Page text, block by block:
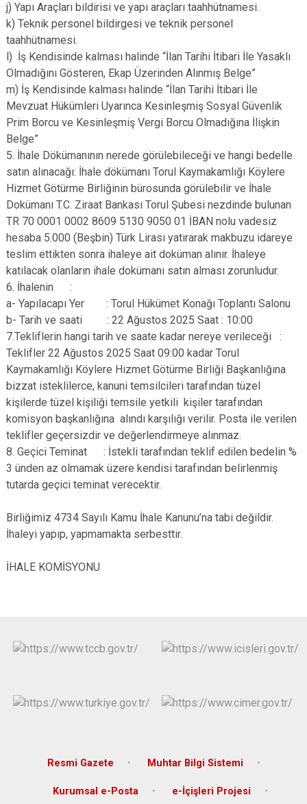
j) Yapı Araçları bildirisi ve yapı araçları taahhütnamesi.
k) Teknik personel bildirgesi ve teknik personel
taahhütnamesi.
l) İş Kendisinde kalması halinde “İlan Tarihi İtibari İle Yasaklı
Olmadığını Gösteren, Ekap Üzerinden Alınmış Belge”
m) İş Kendisinde kalması halinde “İlan Tarihi İtibari İle
Mevzuat Hükümleri Uyarınca Kesinleşmiş Sosyal Güvenlik
Prim Borcu ve Kesinleşmiş Vergi Borcu Olmadığına İlişkin
Belge”
5. İhale Dökümanının nerede görülebileceği ve hangi bedelle
satın alınacağı: İhale dökümanı Torul Kaymakamlığı Köylere
Hizmet Götürme Birliğinin bürosunda görülebilir ve İhale
Dokümanı T.C. Ziraat Bankası Torul Şubesi nezdinde bulunan
TR 70 0001 0002 8609 5130 9050 01 İBAN nolu vadesiz
hesaba 5.000 (Beşbin) Türk Lirası yatırarak makbuzu idareye
teslim ettikten sonra ihaleye ait doküman alınır. İhaleye
katılacak olanların ihale dokümanı satın alması zorunludur.
6. İhalenin :
a- Yapılacapı Yer : Torul Hükümet Konağı Toplantı Salonu
b- Tarih ve saati : 22 Ağustos 2025 Saat : 10:00
7.Tekliflerin hangi tarih ve saate kadar nereye verileceği :
Teklifler 22 Ağustos 2025 Saat 09:00 kadar Torul
Kaymakamlığı Köylere Hizmet Götürme Birliği Başkanlığına
bizzat isteklilerce, kanuni temsilcileri tarafından tüzel
kişilerde tüzel kişiliği temsile yetkili kişiler tarafından
komisyon başkanlığına alındı karşılığı verilir. Posta ile verilen
teklifler geçersizdir ve değerlendirmeye alınmaz.
8. Geçici Teminat : İstekli tarafından teklif edilen bedelin %
3 ünden az olmamak üzere kendisi tarafından belirlenmiş
tutarda geçici teminat verecektir.
Birliğimiz 4734 Sayılı Kamu İhale Kanunu’na tabi değildir.
İhaleyi yapıp, yapmamakta serbesttir.
İHALE KOMİSYONU
Resmi Gazete Muhtar Bilgi Sistemi
Kurumsal e-Posta e-İçişleri Projesi